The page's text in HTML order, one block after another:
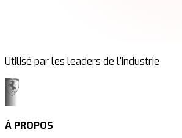
Utilisé par les leaders de l'industrie
À PROPOS